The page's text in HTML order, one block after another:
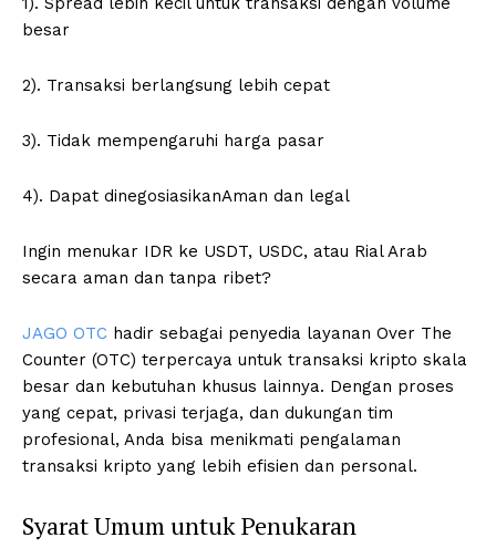
besar
2). Transaksi berlangsung lebih cepat
3). Tidak mempengaruhi harga pasar
4). Dapat dinegosiasikanAman dan legal
Ingin menukar IDR ke USDT, USDC, atau Rial Arab
secara aman dan tanpa ribet?
JAGO OTC hadir sebagai penyedia layanan Over The
Counter (OTC) terpercaya untuk transaksi kripto skala
besar dan kebutuhan khusus lainnya. Dengan proses
yang cepat, privasi terjaga, dan dukungan tim
profesional, Anda bisa menikmati pengalaman
transaksi kripto yang lebih efisien dan personal.
Syarat Umum untuk Penukaran